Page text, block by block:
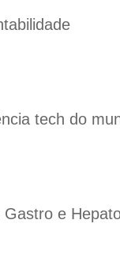
tech do
Gastro e